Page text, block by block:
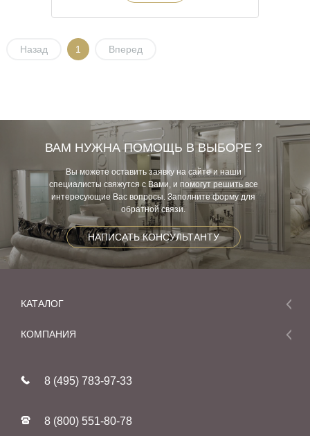
Назад 1 Вперед
ВАМ НУЖНА ПОМОЩЬ В ВЫБОРЕ ?
Вы можете оставить заявку на сайте и наши
специалисты свяжутся с Вами, и помогут решить все
интересующие Вас вопросы. Заполните форму для
обратной связи.
НАПИСАТЬ КОНСУЛЬТАНТУ
КАТАЛОГ
Мебель
Фабрики
КОМПАНИЯ
Реставрация
Контакты
8 (495) 783-97-33
8 (800) 551-80-78